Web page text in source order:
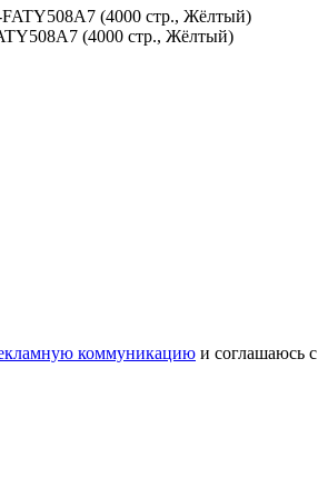
(4000 стр., Жёлтый)
коммуникацию и соглашаюсь с